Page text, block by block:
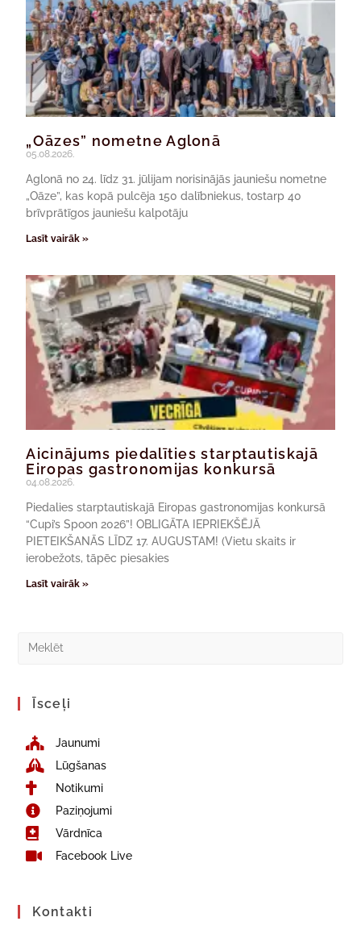
„Oāzes” nometne Aglonā
05.08.2026.
Aglonā no 24. līdz 31. jūlijam norisinājās jauniešu nometne
„Oāze”, kas kopā pulcēja 150 dalībniekus, tostarp 40
brīvprātīgos jauniešu kalpotāju
Lasīt vairāk »
Aicinājums piedalīties starptautiskajā
Eiropas gastronomijas konkursā
04.08.2026.
Piedalies starptautiskajā Eiropas gastronomijas konkursā
“Cupi’s Spoon 2026”! OBLIGĀTA IEPRIEKŠĒJĀ
PIETEIKŠANĀS LĪDZ 17. AUGUSTAM! (Vietu skaits ir
ierobežots, tāpēc piesakies
Lasīt vairāk »
Īsceļi
Jaunumi
Lūgšanas
Notikumi
Paziņojumi
Vārdnīca
Facebook Live
Kontakti